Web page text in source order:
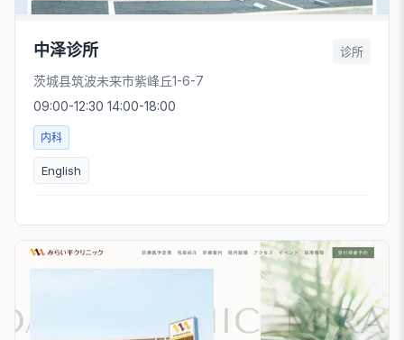
中泽诊所 诊所
茨城县筑波未来市紫峰丘1-6-7
09:00-12:30 14:00-18:00
内科
English